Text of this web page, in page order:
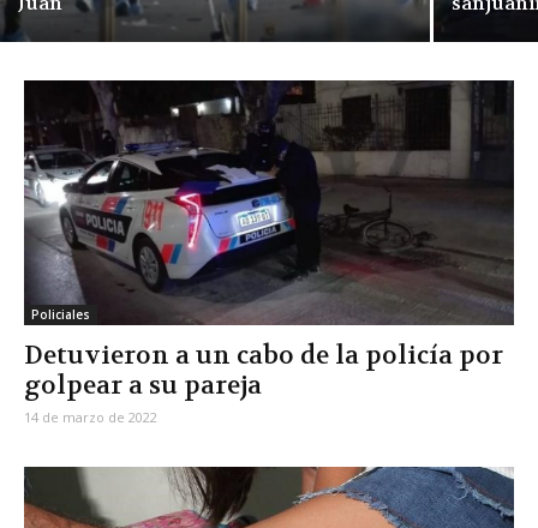
Policiales
Detuvieron a un cabo de la policía por
golpear a su pareja
14 de marzo de 2022